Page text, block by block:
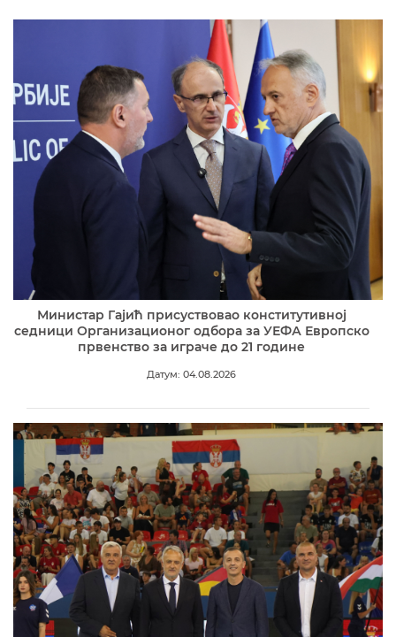
Министар Гајић присуствовао конститутивној
седници Организационог одбора за УЕФА Европско
првенство за играче до 21 године
Датум: 04.08.2026